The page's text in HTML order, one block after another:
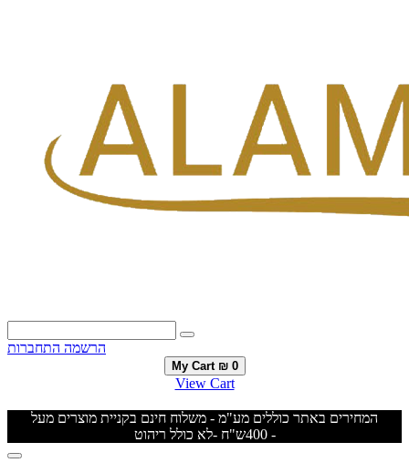
הרשמה התחברות
My Cart ₪ 0
View Cart
המחירים באתר כוללים מע"מ - משלוח חינם בקניית מוצרים מעל
400ש"ח -לא כולל ריהוט -